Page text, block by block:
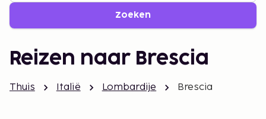
Zoeken
Reizen naar Brescia
Thuis Italië Lombardije Brescia